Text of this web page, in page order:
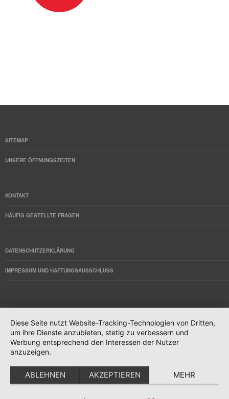
SITEMAP
UNSERE ÖFFNUNGSZEITEN
KONTAKT
HÄUFIG GESTELLTE FRAGEN
DATENSCHUTZERKLÄRUNG
IMPRESSUM UND HAFTUNGSAUSSCHLUSS
© Travelcamp 2004 – 2013
Diese Seite nutzt Website-Tracking-Technologien von Dritten,
um ihre Dienste anzubieten, stetig zu verbessern und
Werbung entsprechend den Interessen der Nutzer
anzuzeigen.
ABLEHNEN AKZEPTIEREN MEHR